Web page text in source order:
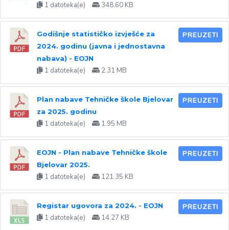
1 datoteka(e) 348.60 KB
Godišnje statističko izvješće za
2024. godinu (javna i jednostavna
nabava) - EOJN
1 datoteka(e) 2.31 MB
PREUZETI
Plan nabave Tehničke škole Bjelovar
za 2025. godinu
1 datoteka(e) 1.95 MB
PREUZETI
EOJN - Plan nabave Tehničke škole
Bjelovar 2025.
1 datoteka(e) 121.35 KB
PREUZETI
Registar ugovora za 2024. - EOJN
1 datoteka(e) 14.27 KB
PREUZETI